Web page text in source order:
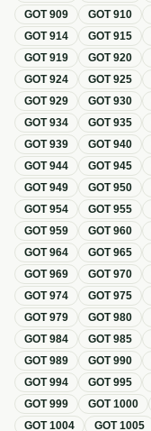
GOT909 GOT910
GOT914 GOT915
GOT919 GOT920
GOT924 GOT925
GOT929 GOT930
GOT934 GOT935
GOT939 GOT940
GOT944 GOT945
GOT949 GOT950
GOT954 GOT955
GOT959 GOT960
GOT964 GOT965
GOT969 GOT970
GOT974 GOT975
GOT979 GOT980
GOT984 GOT985
GOT989 GOT990
GOT994 GOT995
GOT999 GOT1000
GOT1004 GOT1005